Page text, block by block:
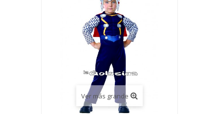
Ver más grande